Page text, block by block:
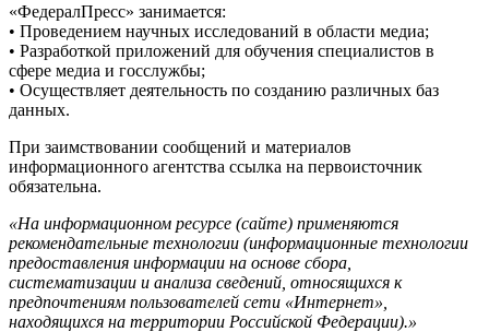
«ФедералПресс» занимается:
• Проведением научных исследований в области медиа;
• Разработкой приложений для обучения специалистов в
сфере медиа и госслужбы;
• Осуществляет деятельность по созданию различных баз
данных.
При заимствовании сообщений и материалов
информационного агентства ссылка на первоисточник
обязательна.
«На информационном ресурсе (сайте) применяются
рекомендательные технологии (информационные технологии
предоставления информации на основе сбора,
систематизации и анализа сведений, относящихся к
предпочтениям пользователей сети «Интернет»,
находящихся на территории Российской Федерации).»